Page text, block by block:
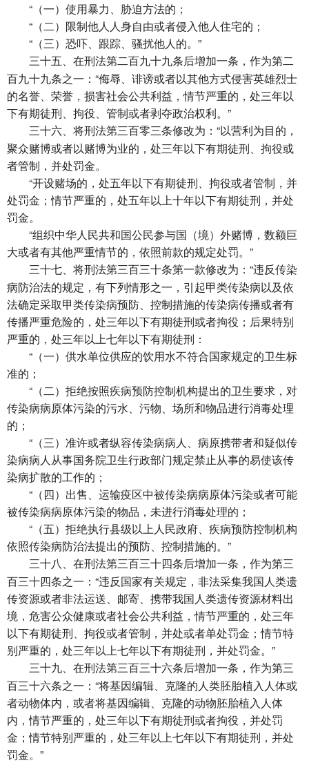
“（一）使用暴力、胁迫方法的；
“（二）限制他人人身自由或者侵入他人住宅的；
“（三）恐吓、跟踪、骚扰他人的。”
三十五、 在刑法第二百九十九条后增加一条，作为第二
百九十九条之一：“侮辱、诽谤或者以其他方式侵害英雄烈士
的名誉、荣誉，损害社会公共利益，情节严重的，处三年以
下有期徒刑、拘役、管制或者剥夺政治权利。”
三十六、 将刑法第三百零三条修改为：“以营利为目的，
聚众赌博或者以赌博为业的，处三年以下有期徒刑、拘役或
者管制，并处罚金。
“开设赌场的，处五年以下有期徒刑、拘役或者管制，并
处罚金；情节严重的，处五年以上十年以下有期徒刑，并处
罚金。
“组织中华人民共和国公民参与国（境）外赌博，数额巨
大或者有其他严重情节的，依照前款的规定处罚。”
三十七、 将刑法第三百三十条第一款修改为：“违反传染
病防治法的规定，有下列情形之一，引起甲类传染病以及依
法确定采取甲类传染病预防、控制措施的传染病传播或者有
传播严重危险的，处三年以下有期徒刑或者拘役；后果特别
严重的，处三年以上七年以下有期徒刑：
“（一）供水单位供应的饮用水不符合国家规定的卫生标
准的；
“（二）拒绝按照疾病预防控制机构提出的卫生要求，对
传染病病原体污染的污水、污物、场所和物品进行消毒处理
的；
“（三）准许或者纵容传染病病人、病原携带者和疑似传
染病病人从事国务院卫生行政部门规定禁止从事的易使该传
染病扩散的工作的；
“（四）出售、运输疫区中被传染病病原体污染或者可能
被传染病病原体污染的物品，未进行消毒处理的；
“（五）拒绝执行县级以上人民政府、疾病预防控制机构
依照传染病防治法提出的预防、控制措施的。”
三十八、 在刑法第三百三十四条后增加一条，作为第三
百三十四条之一：“违反国家有关规定，非法采集我国人类遗
传资源或者非法运送、邮寄、携带我国人类遗传资源材料出
境，危害公众健康或者社会公共利益，情节严重的，处三年
以下有期徒刑、拘役或者管制，并处或者单处罚金；情节特
别严重的，处三年以上七年以下有期徒刑，并处罚金。”
三十九、 在刑法第三百三十六条后增加一条，作为第三
百三十六条之一：“将基因编辑、克隆的人类胚胎植入人体或
者动物体内，或者将基因编辑、克隆的动物胚胎植入人体
内，情节严重的，处三年以下有期徒刑或者拘役，并处罚
金；情节特别严重的，处三年以上七年以下有期徒刑，并处
罚金。”